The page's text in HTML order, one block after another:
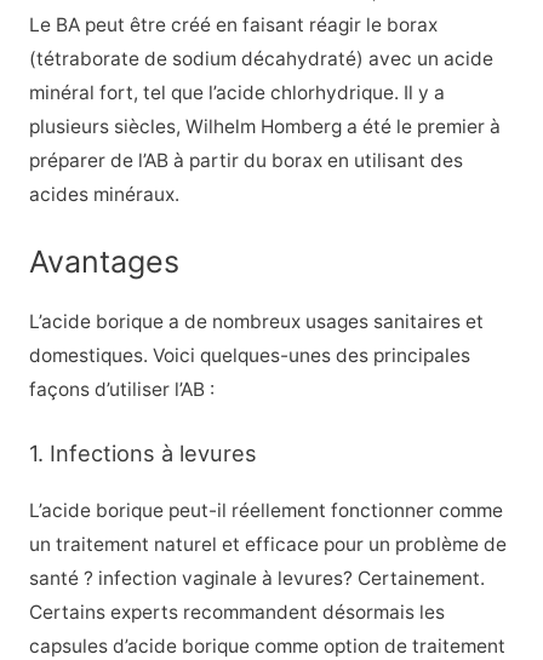
Le BA peut être créé en faisant réagir le borax
(tétraborate de sodium décahydraté) avec un acide
minéral fort, tel que l’acide chlorhydrique. Il y a
plusieurs siècles, Wilhelm Homberg a été le premier à
préparer de l’AB à partir du borax en utilisant des
acides minéraux.
Avantages
L’acide borique a de nombreux usages sanitaires et
domestiques. Voici quelques-unes des principales
façons d’utiliser l’AB :
1. Infections à levures
L’acide borique peut-il réellement fonctionner comme
un traitement naturel et efficace pour un problème de
santé ? infection vaginale à levures? Certainement.
Certains experts recommandent désormais les
capsules d’acide borique comme option de traitement